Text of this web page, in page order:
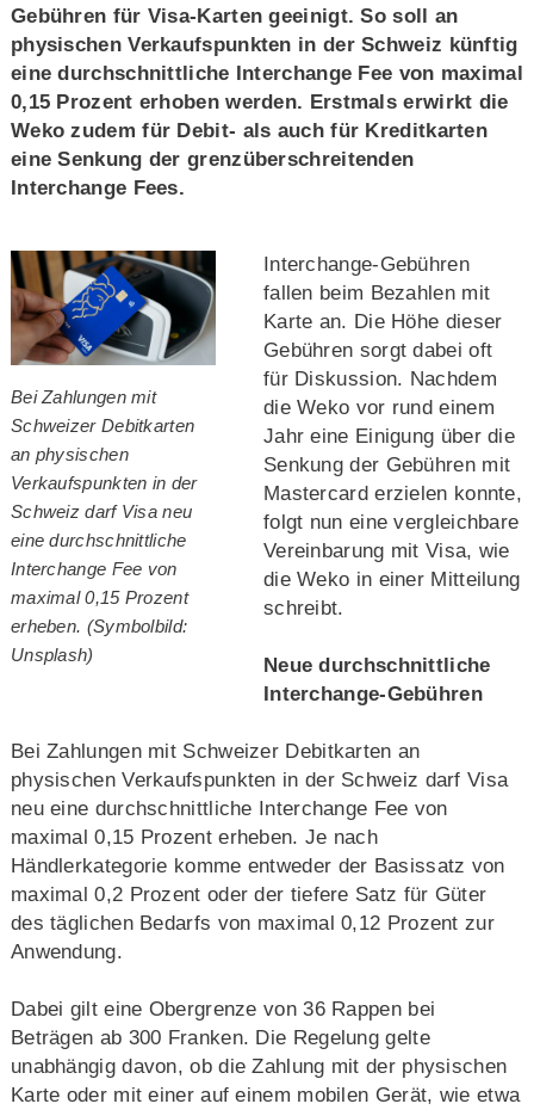
Gebühren für Visa-Karten geeinigt. So soll an
physischen Verkaufspunkten in der Schweiz künftig
eine durchschnittliche Interchange Fee von maximal
0,15 Prozent erhoben werden. Erstmals erwirkt die
Weko zudem für Debit- als auch für Kreditkarten
eine Senkung der grenzüberschreitenden
Interchange Fees.
Bei Zahlungen mit
Schweizer Debitkarten
an physischen
Verkaufspunkten in der
Schweiz darf Visa neu
eine durchschnittliche
Interchange Fee von
maximal 0,15 Prozent
erheben. (Symbolbild:
Unsplash)
Interchange-Gebühren
fallen beim Bezahlen mit
Karte an. Die Höhe dieser
Gebühren sorgt dabei oft
für Diskussion. Nachdem
die Weko vor rund einem
Jahr eine Einigung über die
Senkung der Gebühren mit
Mastercard erzielen konnte,
folgt nun eine vergleichbare
Vereinbarung mit Visa, wie
die Weko in einer Mitteilung
schreibt.
Neue durchschnittliche
Interchange-Gebühren
Bei Zahlungen mit Schweizer Debitkarten an
physischen Verkaufspunkten in der Schweiz darf Visa
neu eine durchschnittliche Interchange Fee von
maximal 0,15 Prozent erheben. Je nach
Händlerkategorie komme entweder der Basissatz von
maximal 0,2 Prozent oder der tiefere Satz für Güter
des täglichen Bedarfs von maximal 0,12 Prozent zur
Anwendung.
Dabei gilt eine Obergrenze von 36 Rappen bei
Beträgen ab 300 Franken. Die Regelung gelte
unabhängig davon, ob die Zahlung mit der physischen
Karte oder mit einer auf einem mobilen Gerät, wie etwa